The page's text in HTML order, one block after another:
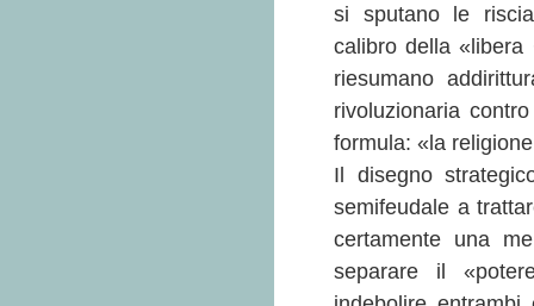
si sputano le
calibro della
riesumano
rivoluzionaria
formula: «la
Il disegno
semifeudale a
certamente una
separare il